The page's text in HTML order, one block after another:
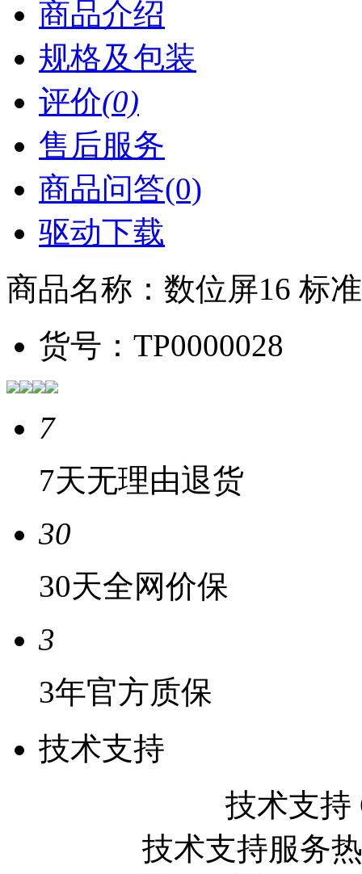
商品介绍
规格及包装
评价(0)
售后服务
商品问答(0)
驱动下载
商品名称： 数位屏16 标
货号： TP0000028
7
7天无理由退货
30
30天全网价保
3
3年官方质保
技术支持
技术支持
技术支持服务